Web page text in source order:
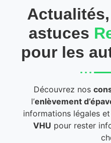
astuces
pour les
Découvrez nos
l’enlèvement
informations légales
VHU pour rester